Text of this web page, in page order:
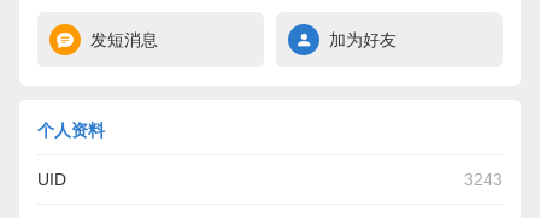
发短消息 加为好友
个人资料
UID 3243